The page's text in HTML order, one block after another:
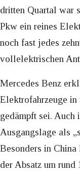
dritten Quartal war
Pkw ein reines
noch fast jedes
vollelektrischen
Mercedes Benz
Elektrofahrzeuge
gedämpft sei. Auch
Ausgangslage als
Besonders in
der Absatz um rund